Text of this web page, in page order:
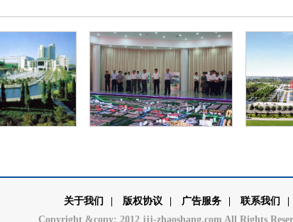
关于我们 版权协议 广告服务 联系我们
Copyright &copy; 2012 jjj-zhaoshang.com All Rights